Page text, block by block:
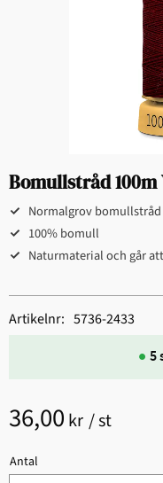
Bomullstråd
Normalgrov bomullstråd
100% bomull
Naturmaterial och går
36,00 kr /st
Antal
5
Artikelnr 5736-2433